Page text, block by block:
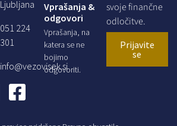
Ljubljana
051 224
301
info@vezovisek.si
Vprašanja &
odgovori
Vprašanja, na
katera se ne
bojimo
odgovoriti.
svoje finančne
odločitve.
Prijavite
se